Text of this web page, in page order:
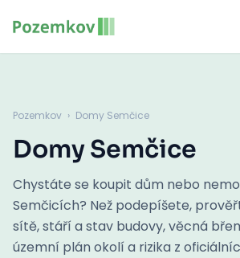
Pozemkov › Domy Semčice
Domy Semčice
Chystáte se koupit dům nebo
Semčicích? Než podepíšete,
sítě, stáří a stav budovy, věcná
územní plán okolí a rizika z